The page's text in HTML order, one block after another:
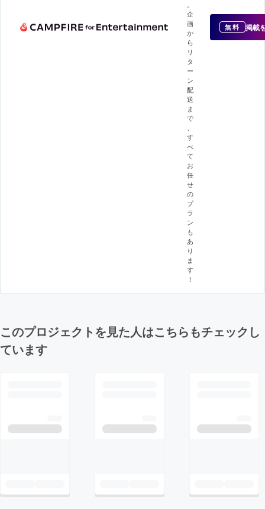
企
画
か
ら
リ
タ
ー
ン
配
送
ま
で
す
べ
て
お
任
せ
の
プ
ラ
ン
も
あ
り
ま
す
！
無料 掲載
このプロジェクトを見た人はこちらもチェックし
ています